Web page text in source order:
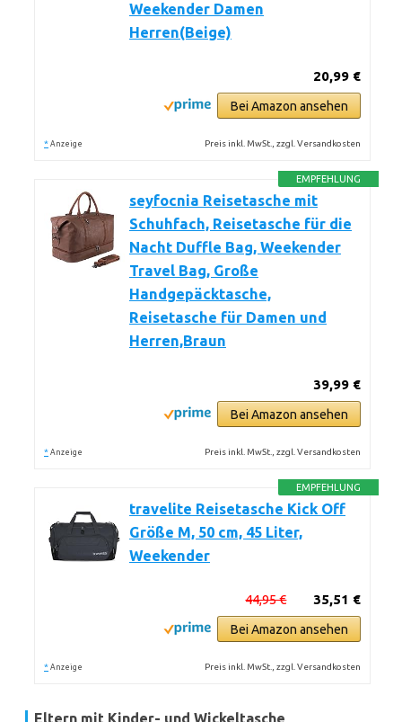
Weekender Damen
Herren(Beige)
20,99 €
Bei Amazon ansehen
* Anzeige Preis inkl. MwSt., zzgl. Versandkosten
EMPFEHLUNG
seyfocnia Reisetasche mit
Schuhfach, Reisetasche für die
Nacht Duffle Bag, Weekender
Travel Bag, Große
Handgepäcktasche,
Reisetasche für Damen und
Herren,Braun
39,99 €
Bei Amazon ansehen
* Anzeige Preis inkl. MwSt., zzgl. Versandkosten
EMPFEHLUNG
travelite Reisetasche Kick Off
Größe M, 50 cm, 45 Liter,
Weekender
35,51 €
44,95 €
Bei Amazon ansehen
* Anzeige Preis inkl. MwSt., zzgl. Versandkosten
Eltern mit Kinder- und Wickeltasche